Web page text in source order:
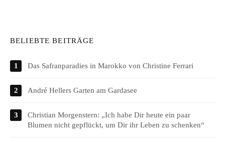
BELIEBTE BEITRÄGE
Das Safranparadies in Marokko von Christine Ferrari
André Hellers Garten am Gardasee
Christian Morgenstern: „Ich habe Dir heute ein paar
Blumen nicht gepflückt, um Dir ihr Leben zu schenken“